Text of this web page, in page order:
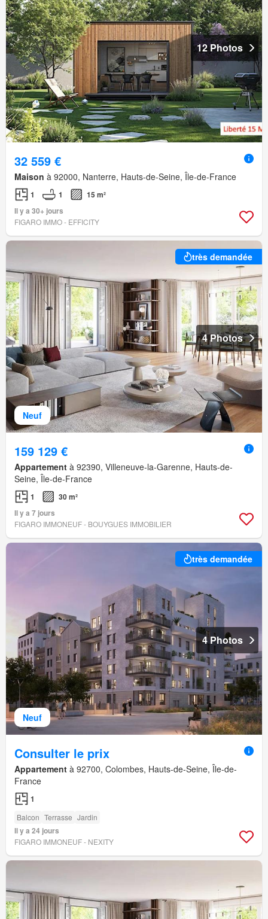
12 Photos
32 559 €
Maison à 92000, Nanterre, Hauts-de-Seine, Île-de-France
1 1
15 m²
Il y a 30+ jours
FIGARO IMMO - EFFICITY
Neuf
très demandée
4 Photos
159 129 €
Appartement à 92390, Villeneuve-la-Garenne, Hauts-de-
Seine, Île-de-France
1
30 m²
Il y a 7 jours
FIGARO IMMONEUF - BOUYGUES IMMOBILIER
Neuf
très demandée
4 Photos
Consulter le prix
Appartement à 92700, Colombes, Hauts-de-Seine, Île-de-
France
1
Balcon Terrasse Jardin
Il y a 24 jours
FIGARO IMMONEUF - NEXITY